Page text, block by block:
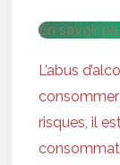
En savoir
L’abus
risques, il